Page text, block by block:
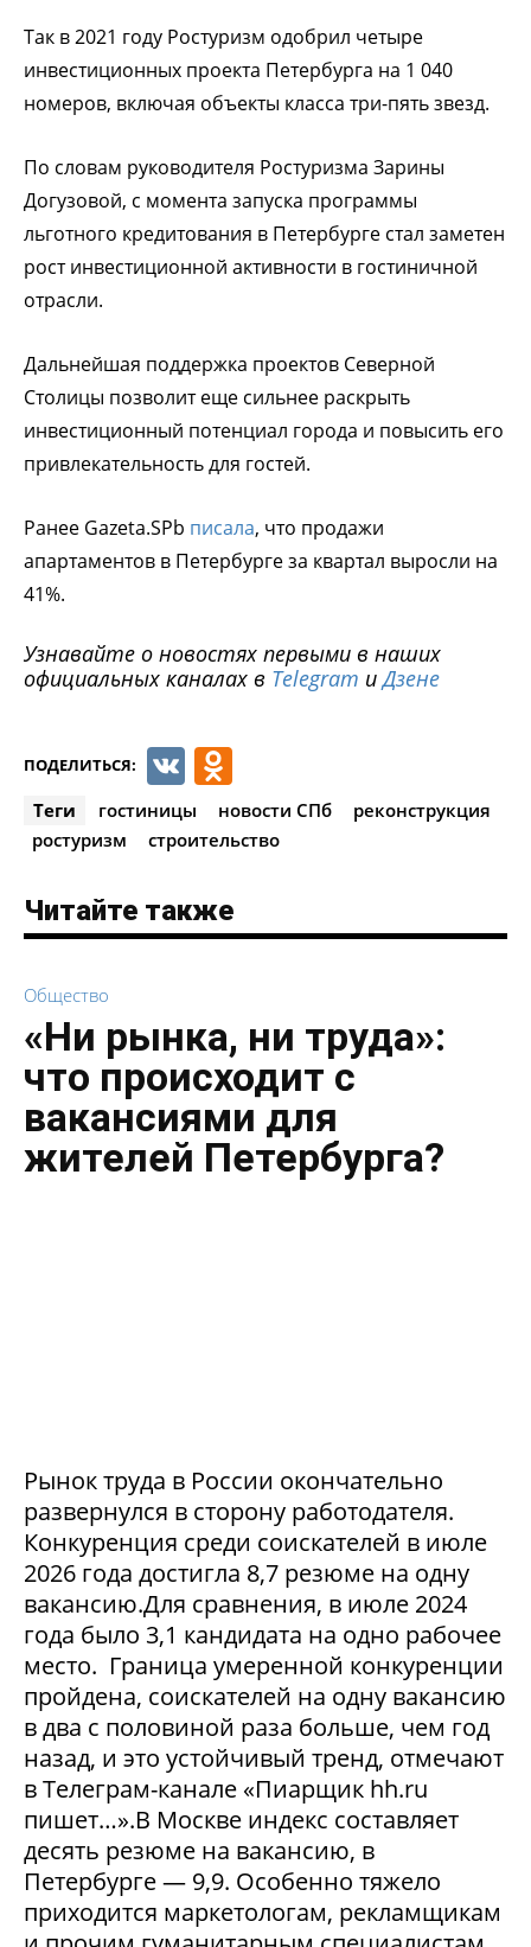
Так в 2021 году Ростуризм одобрил четыре
инвестиционных проекта Петербурга на 1 040
номеров, включая объекты класса три-пять звезд.
По словам руководителя Ростуризма Зарины
Догузовой, с момента запуска программы
льготного кредитования в Петербурге стал заметен
рост инвестиционной активности в гостиничной
отрасли.
Дальнейшая поддержка проектов Северной
Столицы позволит еще сильнее раскрыть
инвестиционный потенциал города и повысить его
привлекательность для гостей.
Ранее Gazeta.SPb писала, что продажи
апартаментов в Петербурге за квартал выросли на
41%.
Узнавайте о новостях первыми в наших
официальных каналах в Telegram иДзене
ПОДЕЛИТЬСЯ: VK
Теги гостиницы новости СПб
реконструкция
ростуризм
строительство
Читайте также
Общество
«Ни рынка, ни труда»:
что происходит с
вакансиями для
жителей Петербурга?
Рынок труда в России окончательно
развернулся в сторону работодателя.
Конкуренция среди соискателей в июле
2026 года достигла 8,7 резюме на одну
вакансию.Для сравнения, в июле 2024
года было 3,1 кандидата на одно рабочее
место. Граница умеренной конкуренции
пройдена, соискателей на одну вакансию
в два с половиной раза больше, чем год
назад, и это устойчивый тренд, отмечают
в Телеграм-канале «Пиарщик hh.ru
пишет…».В Москве индекс составляет
десять резюме на вакансию, в
Петербурге — 9,9. Особенно тяжело
приходится маркетологам, рекламщикам